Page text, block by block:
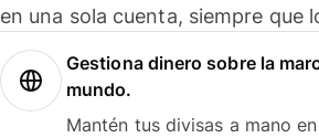
en una sola cuenta, siempre que
Gestiona dinero sobre la
mundo.
Mantén tus divisas a mano